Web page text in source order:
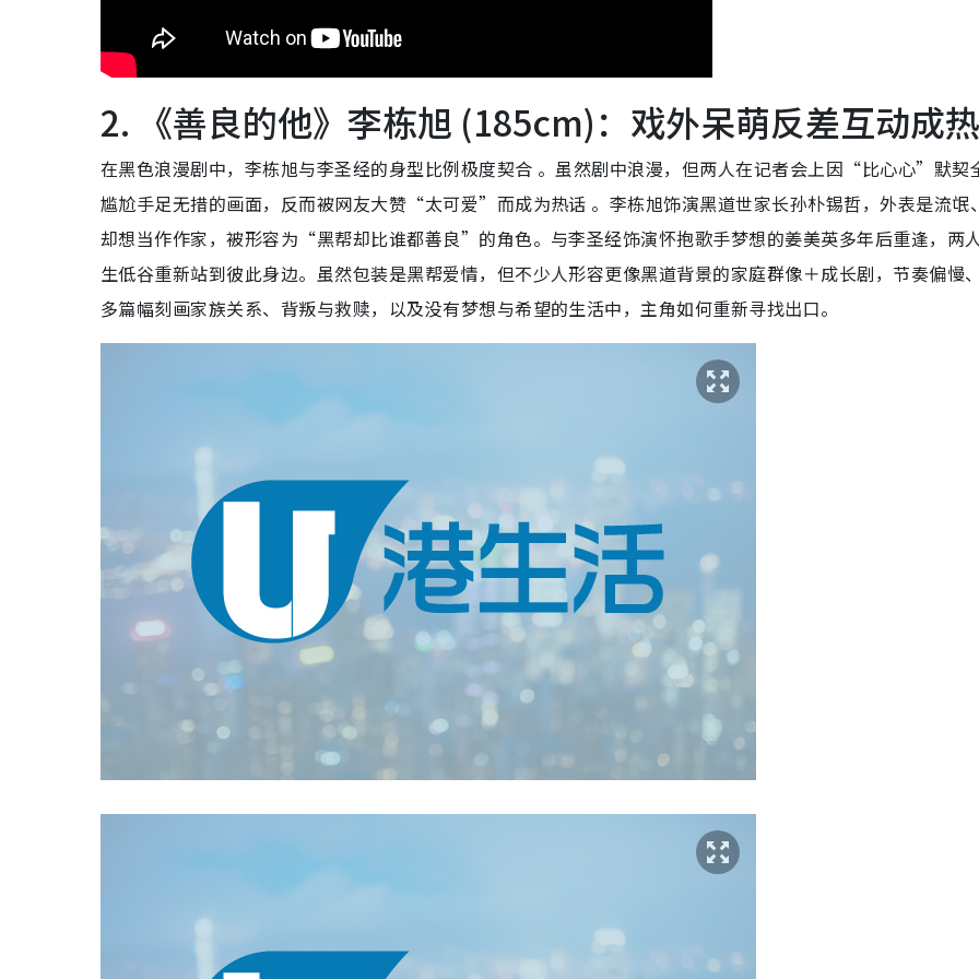
2. 《善良的他》李栋旭 (185cm)：戏外呆萌反差互动成
在黑色浪漫剧中，李栋旭与李圣经的身型比例极度契合 。虽然剧中浪漫，但两人在记者会上因“比心心”默契
尴尬手足无措的画面，反而被网友大赞“太可爱”而成为热话 。李栋旭饰演黑道世家长孙朴锡哲，外表是流氓
却想当作作家，被形容为“黑帮却比谁都善良”的角色。与李圣经饰演怀抱歌手梦想的姜美英多年后重逢，两
生低谷重新站到彼此身边。虽然包装是黑帮爱情，但不少人形容更像黑道背景的家庭群像＋成长剧，节奏偏慢
多篇幅刻画家族关系、背叛与救赎，以及没有梦想与希望的生活中，主角如何重新寻找出口。